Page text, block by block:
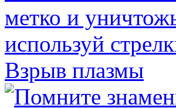
Взрыв плазмы